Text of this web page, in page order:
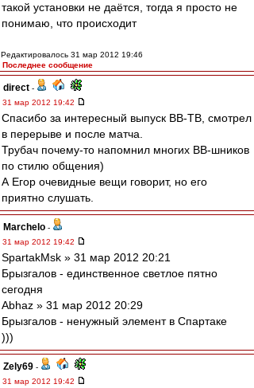
такой установки не даётся, тогда я просто не
понимаю, что происходит
Редактировалось 31 мар 2012 19:46
Последнее сообщение
direct -
31 мар 2012 19:42
Спасибо за интересный выпуск ВВ-ТВ, смотрел
в перерыве и после матча.
Трубач почему-то напомнил многих ВВ-шников
по стилю общения)
А Егор очевидные вещи говорит, но его
приятно слушать.
Marchelo -
31 мар 2012 19:42
SpartakMsk » 31 мар 2012 20:21
Брызгалов - единственное светлое пятно
сегодня
Abhaz » 31 мар 2012 20:29
Брызгалов - ненужный элемент в Спартаке
)))
Zely69 -
31 мар 2012 19:42